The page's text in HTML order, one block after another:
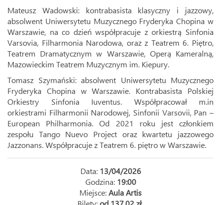
Mateusz Wadowski: kontrabasista klasyczny i jazzowy,
absolwent Uniwersytetu Muzycznego Fryderyka Chopina w
Warszawie, na co dzień współpracuje z orkiestrą Sinfonia
Varsovia, Filharmonia Narodowa, oraz z Teatrem 6. Piętro,
Teatrem Dramatycznym w Warszawie, Operą Kameralną,
Mazowieckim Teatrem Muzycznym im. Kiepury.
Tomasz Szymański: absolwent Uniwersytetu Muzycznego
Fryderyka Chopina w Warszawie. Kontrabasista Polskiej
Orkiestry Sinfonia Iuventus. Współpracował m.in
orkiestrami Filharmonii Narodowej, Sinfonii Varsovii, Pan –
European Philharmonia. Od 2021 roku jest członkiem
zespołu Tango Nuevo Project oraz kwartetu jazzowego
Jazzonans. Współpracuje z Teatrem 6. piętro w Warszawie.
Data: 13/04/2026
Godzina: 19:00
Miejsce:Aula Artis